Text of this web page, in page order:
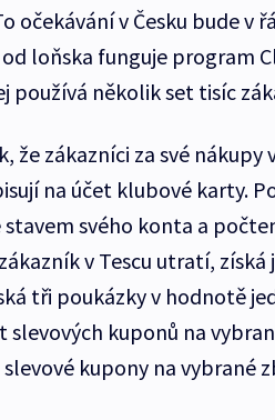
očekávání v Česku bude v
loňska funguje program
používá několik set tisíc
že zákazníci za své nákupy
na účet klubové karty.
svého konta a
v Tescu utratí, získá
tři poukázky v hodnotě
slevových kuponů na
kupony na vybrané